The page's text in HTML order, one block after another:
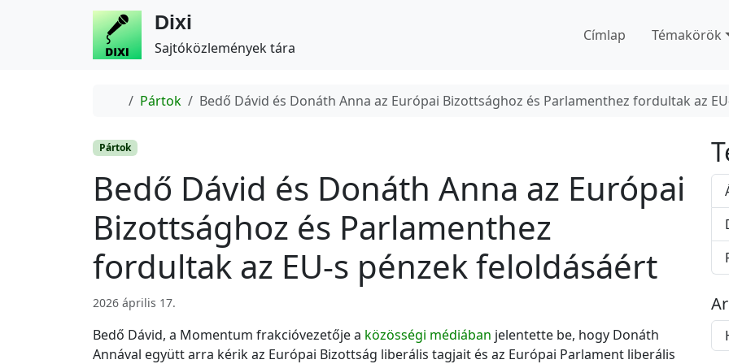
Dixi
Sajtóközlemények tára
Címlap Témakörök
Home
Pártok Bedő Dávid és Donáth Anna az Európai Bizottsághoz és Parlamenthez fordultak az
Pártok
Bedő Dávid és Donáth Anna az Európai
Bizottsághoz és Parlamenthez
fordultak az EU-s pénzek feloldásáért
2026 április 17.
Bedő Dávid, a Momentum frakcióvezetője a közösségi médiában jelentette be, hogy Donáth
Annával együtt arra kérik az Európai Bizottság liberális tagjait és az Európai Parlament liberális
r